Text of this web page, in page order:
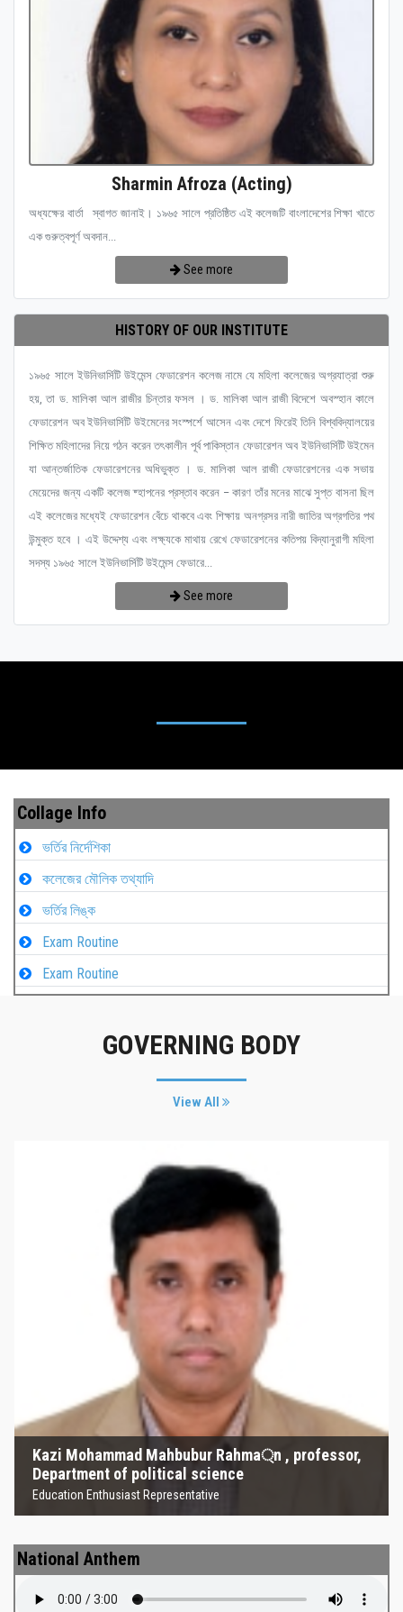
Sharmin Afroza (Acting)
অধ্যক্ষের বার্তা স্বাগত জানাই। ১৯৬৫ সালে প্রতিষ্ঠিত এই কলেজটি বাংলাদেশের শিক্ষা খাতে
এক গুরুত্বপূর্ণ অবদান...
See more
HISTORY OF OUR INSTITUTE
১৯৬৫ সালে ইউনিভার্সিটি উইমেন্স ফেডারেশন কলেজ নামে যে মহিলা কলেজের অগ্রযাত্রা শুরু
হয়, তা ড. মালিকা আল রাজীর চিন্তার ফসল । ড. মালিকা আল রাজী বিদেশে অবস্হান কালে
ফেডারেশন অব ইউনিভার্সিটি উইমেনের সংস্পর্শে আসেন এবং দেশে ফিরেই তিনি বিশ্ববিদ্যালয়ের
শিক্ষিত মহিলাদের নিয়ে গঠন করেন তৎকালীন পূর্ব পাকিস্তান ফেডারেশন অব ইউনিভার্সিটি উইমেন
যা আন্তর্জাতিক ফেডারেশনের অধিভুক্ত । ড. মালিকা আল রাজী ফেডারেশনের এক সভায়
মেয়েদের জন্য একটি কলেজ ষ্হাপনের প্রস্তাব করেন – কারণ তাঁর মনের মাঝে সুপ্ত বাসনা ছিল
এই কলেজের মধ্যেই ফেডারেশন বেঁচে থাকবে এবং শিক্ষায় অনগ্রসর নারী জাতির অগ্রগতির পথ
উন্মুক্ত হবে । এই উদ্দেশ্য এবং লক্ষ্যকে মাথায় রেখে ফেডারেশনের কতিপয় বিদ্যানুরাগী মহিলা
সদস্য ১৯৬৫ সালে ইউনিভার্সিটি উইমেন্স ফেডারে...
See more
Collage Info
ভর্তির নির্দেশিকা
কলেজের মৌলিক তথ্যাদি
ভর্তির লিঙ্ক
Exam Routine
Exam Routine
GOVERNING BODY
View All
Kazi Mohammad Mahbubur Rahma্‌n , professor,
Department of political science
Education Enthusiast Representative
Kazi Mohammad Mahbubur
Rahma্‌n , professor, Department
of political science
Education Enthusiast Representative
National Anthem